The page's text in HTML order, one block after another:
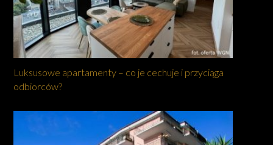
Luksusowe apartamenty – co je cechuje i przyciąga
odbiorców?